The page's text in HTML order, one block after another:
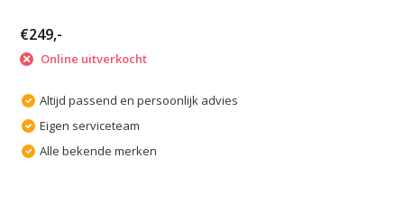
€249,-
Online uitverkocht
Altijd passend en persoonlijk advies
Eigen serviceteam
Alle bekende merken